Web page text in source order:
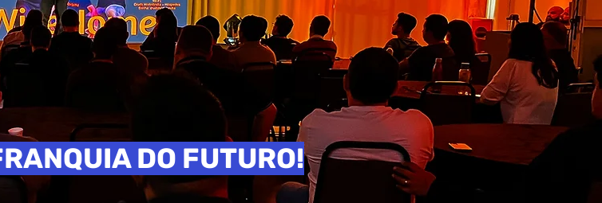
DO FUTURO!